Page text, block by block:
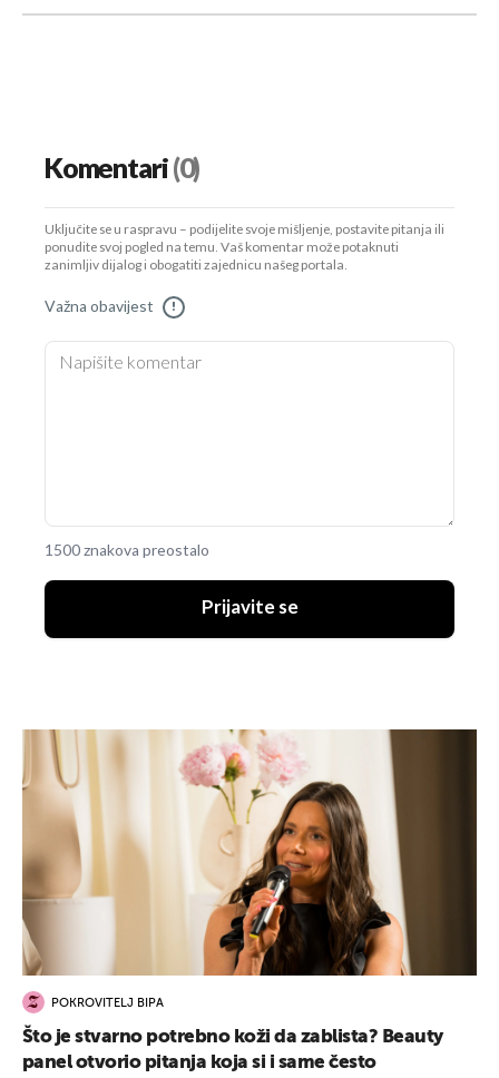
Komentari(0)
Uključite se u raspravu – podijelite svoje mišljenje, postavite pitanja ili
ponudite svoj pogled na temu. Vaš komentar može potaknuti
zanimljiv dijalog i obogatiti zajednicu našeg portala.
Važna obavijest !
1500 znakova preostalo
Prijavite se
POKROVITELJ BIPA
Što je stvarno potrebno koži da zablista? Beauty
panel otvorio pitanja koja si i same često